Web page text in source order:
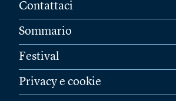
Contattaci
Sommario
Festival
Privacy e cookie